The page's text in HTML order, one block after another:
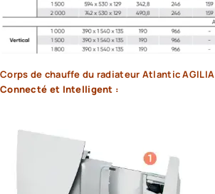
Corps de chauffe du radiateur Atlantic AGILIA
Connecté et Intelligent :